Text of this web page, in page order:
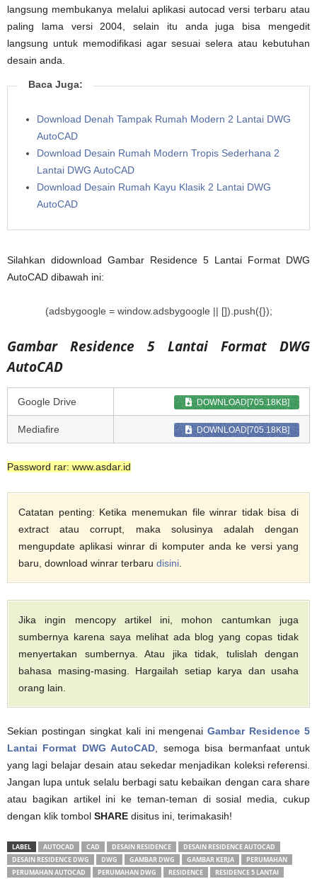
langsung membukanya melalui aplikasi autocad versi terbaru atau
paling lama versi 2004, selain itu anda juga bisa mengedit
langsung untuk memodifikasi agar sesuai selera atau kebutuhan
desain anda.
Baca Juga:
Download Denah Tampak Rumah Modern 2 Lantai DWG
AutoCAD
Download Desain Rumah Modern Tropis Sederhana 2
Lantai DWG AutoCAD
Download Desain Rumah Kayu Klasik 2 Lantai DWG
AutoCAD
Silahkan didownload Gambar Residence 5 Lantai Format DWG
AutoCAD dibawah ini:
(adsbygoogle = window.adsbygoogle || []).push({});
Gambar Residence 5 Lantai Format DWG
AutoCAD
Google Drive DOWNLOAD[705.18KB]
Mediafire DOWNLOAD[705.18KB]
Password rar: www.asdar.id
Catatan penting: Ketika menemukan file winrar tidak bisa di
extract atau corrupt, maka solusinya adalah dengan
mengupdate aplikasi winrar di komputer anda ke versi yang
baru, download winrar terbaru disini
Jika ingin mencopy artikel ini, mohon cantumkan juga
sumbernya karena saya melihat ada blog yang copas tidak
menyertakan sumbernya. Atau jika tidak, tulislah dengan
bahasa masing-masing. Hargailah setiap karya dan usaha
orang lain.
Sekian postingan singkat kali ini mengenai Gambar Residence 5
Lantai Format DWG AutoCAD , semoga bisa bermanfaat untuk
yang lagi belajar desain atau sekedar menjadikan koleksi referensi.
Jangan lupa untuk selalu berbagi satu kebaikan dengan cara share
atau bagikan artikel ini ke teman-teman di sosial media, cukup
dengan klik tombol SHARE disitus ini, terimakasih!
LABEL AUTOCAD CAD DESAIN RESIDENCE
DESAIN RESIDENCE AUTOCAD
DESAIN RESIDENCE DWG
DWG GAMBAR DWG GAMBAR KERJA
PERUMAHAN
PERUMAHAN AUTOCAD
PERUMAHAN DWG RESIDENCE
RESIDENCE 5 LANTAI